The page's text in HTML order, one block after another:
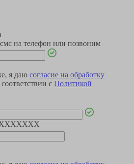
на телефон или позвоним
я даю согласие на обработку
с Политикой